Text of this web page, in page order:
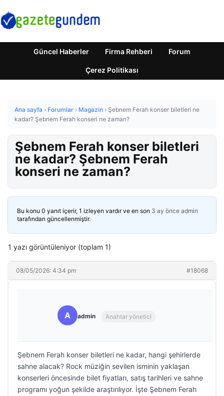
Güncel Haberler Firma Rehberi Forum
Çerez Politikası
Ana sayfa › Forumlar › Magazin › Şebnem Ferah konser biletleri ne
kadar? Şebnem Ferah konseri ne zaman?
Şebnem Ferah konser biletleri
ne kadar? Şebnem Ferah
konseri ne zaman?
Bu konu 0 yanıt içerir, 1 izleyen vardır ve en son 3 ay önce admin
tarafından güncellenmiştir.
1 yazı görüntüleniyor (toplam 1)
08/05/2026: 4:34 pm #18068
A admin Anahtar yönetici
Şebnem Ferah konser biletleri ne kadar, hangi şehirlerde
sahne alacak? Rock müziğin sevilen isminin yaklaşan
konserleri öncesinde bilet fiyatları, satış tarihleri ve sahne
programı yoğun şekilde araştırılıyor. İşte Şebnem Ferah